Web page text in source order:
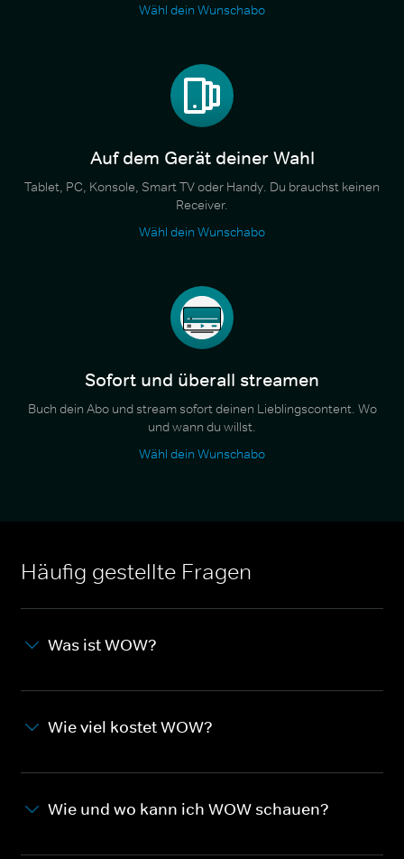
Wähl dein Wunschabo
Auf dem Gerät deiner Wahl
Tablet, PC, Konsole, Smart TV oder Handy. Du brauchst keinen
Receiver.
Wähl dein Wunschabo
Sofort und überall streamen
Buch dein Abo und stream sofort deinen Lieblingscontent. Wo
und wann du willst.
Wähl dein Wunschabo
Häufig gestellte Fragen
Was ist WOW?
Wie viel kostet WOW?
Wie und wo kann ich WOW schauen?